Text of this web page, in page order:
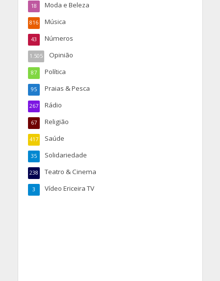
Moda e Beleza
18
Música
816
Números
43
Opinião
1.505
Política
87
Praias & Pesca
95
Rádio
267
Religião
67
Saúde
417
Solidariedade
35
Teatro & Cinema
238
Vídeo Ericeira TV
3